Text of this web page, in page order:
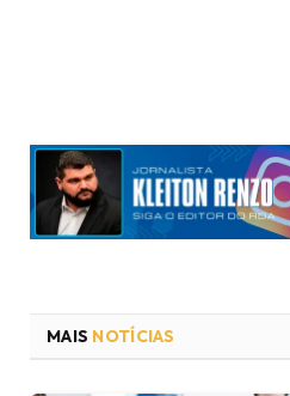
MAIS NOTÍCIAS